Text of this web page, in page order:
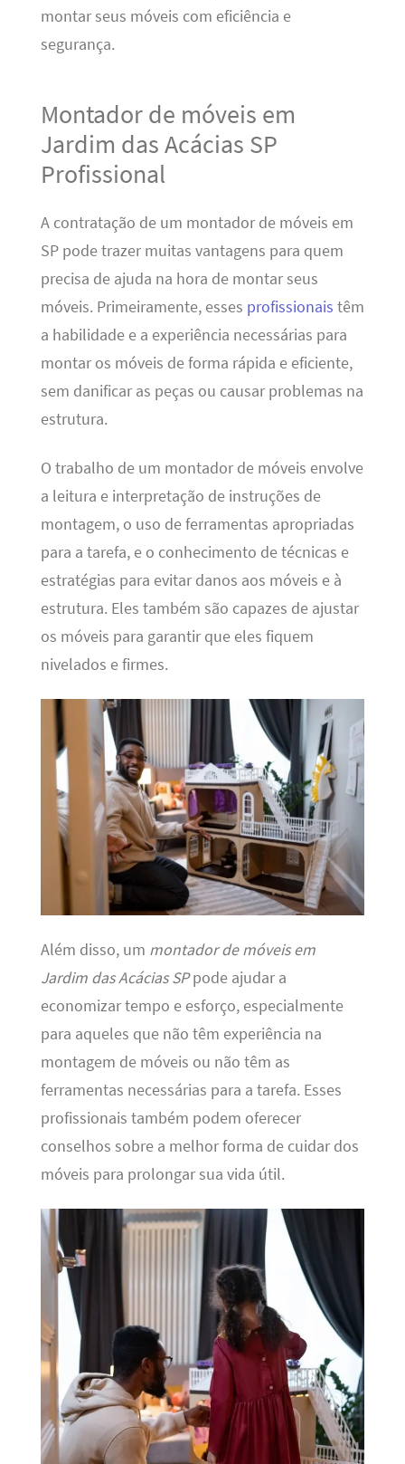
montar seus móveis com eficiência e
segurança.
Montador de móveis em
Jardim das Acácias SP
Profissional
A contratação de um montador de móveis em
SP pode trazer muitas vantagens para quem
precisa de ajuda na hora de montar seus
móveis. Primeiramente, esses profissionais têm
a habilidade e a experiência necessárias para
montar os móveis de forma rápida e eficiente,
sem danificar as peças ou causar problemas na
estrutura.
O trabalho de um montador de móveis envolve
a leitura e interpretação de instruções de
montagem, o uso de ferramentas apropriadas
para a tarefa, e o conhecimento de técnicas e
estratégias para evitar danos aos móveis e à
estrutura. Eles também são capazes de ajustar
os móveis para garantir que eles fiquem
nivelados e firmes.
Além disso, um montador de móveis em
Jardim das Acácias SPpode ajudar a
economizar tempo e esforço, especialmente
para aqueles que não têm experiência na
montagem de móveis ou não têm as
ferramentas necessárias para a tarefa. Esses
profissionais também podem oferecer
conselhos sobre a melhor forma de cuidar dos
móveis para prolongar sua vida útil.